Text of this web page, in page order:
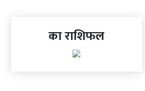
का राशिफल